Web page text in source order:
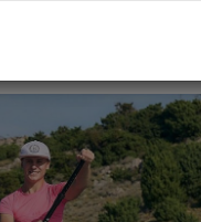
volných kraťasů M,